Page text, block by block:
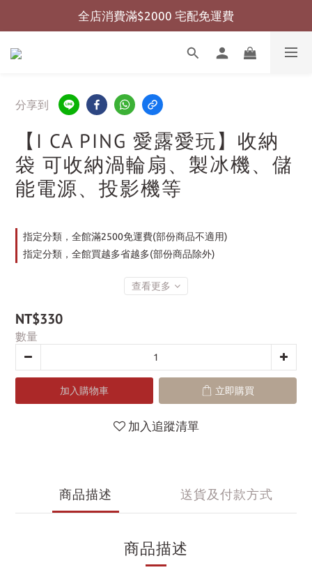
全店消費滿$999 超商免運費
全店消費滿$2000 宅配免運費
全店消費滿$999 超商免運費
分享到
【I CA PING 愛露愛玩】收納
袋 可收納渦輪扇、製冰機、儲
能電源、投影機等
指定分類，全館滿2500免運費(部份商品不適用)
指定分類，全館買越多省越多(部份商品除外)
查看更多
NT$330
數量
加入購物車 立即購買
加入追蹤清單
商品描述 送貨及付款方式
商品描述